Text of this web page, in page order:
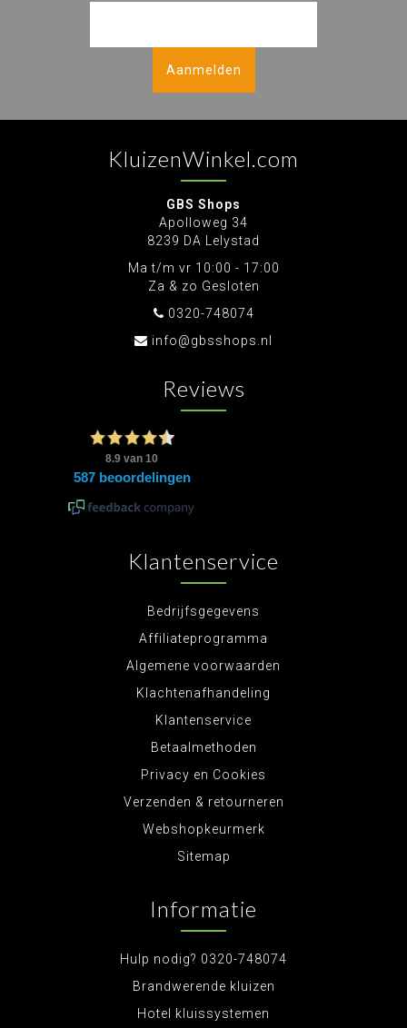
Aanmelden
KluizenWinkel.com
GBS Shops
Apolloweg 34
8239 DA Lelystad
Ma t/m vr 10:00 - 17:00
Za & zo Gesloten
0320-748074
info@gbsshops.nl
Reviews
Klantenservice
Bedrijfsgegevens
Affiliateprogramma
Algemene voorwaarden
Klachtenafhandeling
Klantenservice
Betaalmethoden
Privacy en Cookies
Verzenden & retourneren
Webshopkeurmerk
Sitemap
Informatie
Hulp nodig? 0320-748074
Brandwerende kluizen
Hotel kluissystemen